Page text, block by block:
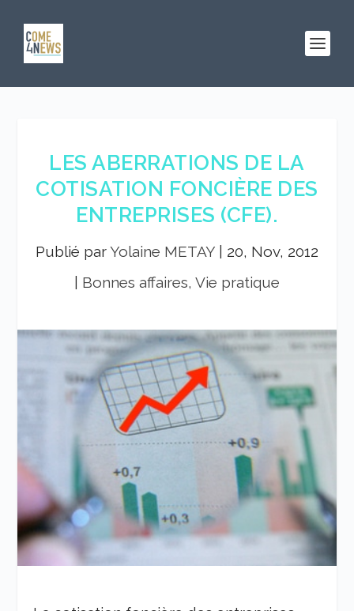
LES ABERRATIONS DE LA
COTISATION FONCIÈRE DES
ENTREPRISES (CFE).
Publié parYolaine METAY
20, Nov, 2012
Bonnes affaires, Vie pratique